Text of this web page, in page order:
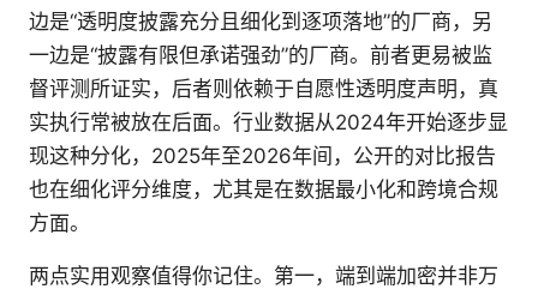
边是“透明度披露充分且细化到逐项落地”的厂商，另
一边是“披露有限但承诺强劲”的厂商。前者更易被监
督评测所证实，后者则依赖于自愿性透明度声明，真
实执行常被放在后面。行业数据从2024年开始逐步显
现这种分化，2025年至2026年间，公开的对比报告
也在细化评分维度，尤其是在数据最小化和跨境合规
方面。
两点实用观察值得你记住。第一，端到端加密并非万